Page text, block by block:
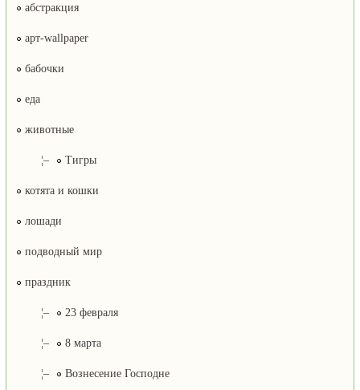
абстракция
арт-wallpaper
бабочки
еда
животные
¦– Тигры
котята и кошки
лошади
подводный мир
праздник
¦– 23 февраля
¦– 8 марта
¦– Вознесение Господне